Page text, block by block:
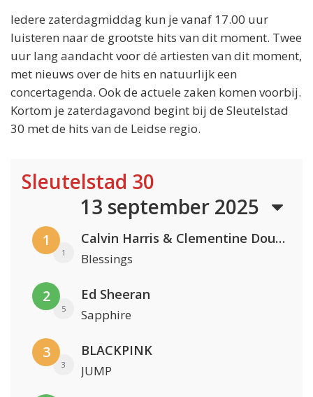
Iedere zaterdagmiddag kun je vanaf 17.00 uur
luisteren naar de grootste hits van dit moment. Twee
uur lang aandacht voor dé artiesten van dit moment,
met nieuws over de hits en natuurlijk een
concertagenda. Ook de actuele zaken komen voorbij.
Kortom je zaterdagavond begint bij de Sleutelstad
30 met de hits van de Leidse regio.
Sleutelstad 30
13 september 2025
1
1
Calvin Harris & Clementine Douglas
Blessings
2
5
Ed Sheeran
Sapphire
3
3
BLACKPINK
JUMP